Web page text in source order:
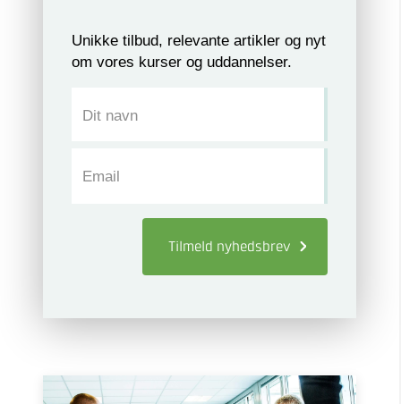
Unikke tilbud, relevante artikler og nyt
om vores kurser og uddannelser.
Dit navn
Email
Tilmeld nyhedsbrev